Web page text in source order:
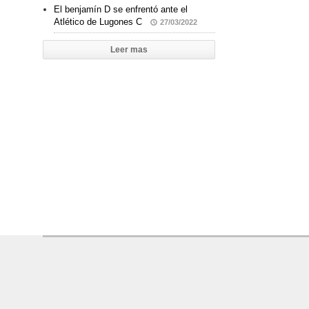
El benjamín D se enfrentó ante el
Atlético de Lugones C
27/03/2022
Leer mas